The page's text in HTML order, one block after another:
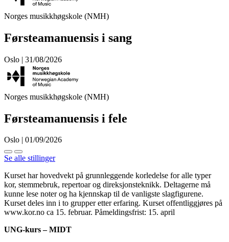
Norges musikkhøgskole (NMH)
Førsteamanuensis i sang
Oslo | 31/08/2026
Norges musikkhøgskole (NMH)
Førsteamanuensis i fele
Oslo | 01/09/2026
Se alle stillinger
Kurset har hovedvekt på grunnleggende korledelse for alle typer
kor, stemmebruk, repertoar og direksjonsteknikk. Deltagerne må
kunne lese noter og ha kjennskap til de vanligste slagfigurene.
Kurset deles inn i to grupper etter erfaring. Kurset offentliggjøres på
www.kor.no ca 15. februar. Påmeldingsfrist: 15. april
UNG-kurs – MIDT